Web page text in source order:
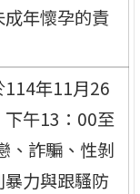
年懷孕的責
114年11月26
下午13：00至
、詐騙、性剝
力與跟騷防